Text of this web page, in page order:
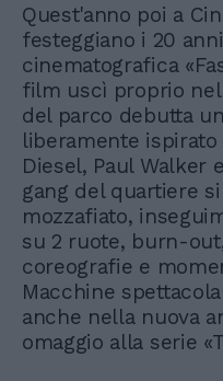
Quest'anno poi a
festeggiano i 20
cinematografica
film uscì proprio nel
del parco debutta
liberamente
Diesel, Paul Walker
gang del quartiere
mozzafiato,
su 2 ruote, burn-
coreografie e
Macchine
anche nella nuova
omaggio alla serie